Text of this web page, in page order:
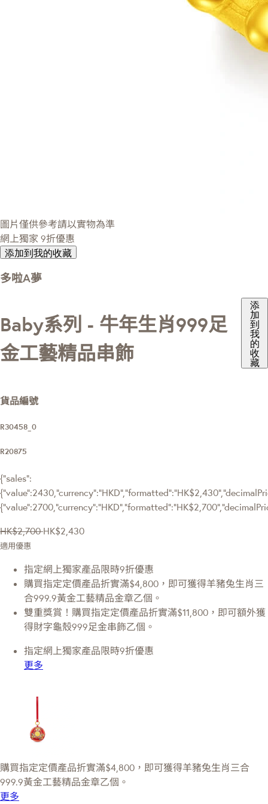
圖片僅供參考請以實物為準
網上獨家 9折優惠
添加到我的收藏
多啦A夢
Baby系列 - 牛年生肖999足
金工藝精品串飾
添
加
到
我
的
收
藏
貨品編號
R30458_0
R20875
{"sales":
HK$2,700 HK$2,430
適用優惠
指定網上獨家產品限時9折優惠
購買指定定價產品折實滿$4,800，即可獲得羊豬兔生肖三
合999.9黃金工藝精品金章乙個。
雙重獎賞！購買指定定價產品折實滿$11,800，即可額外獲
得財字龜殼999足金串飾乙個。
指定網上獨家產品限時9折優惠
更多
購買指定定價產品折實滿$4,800，即可獲得羊豬兔生肖三合
999.9黃金工藝精品金章乙個。
更多